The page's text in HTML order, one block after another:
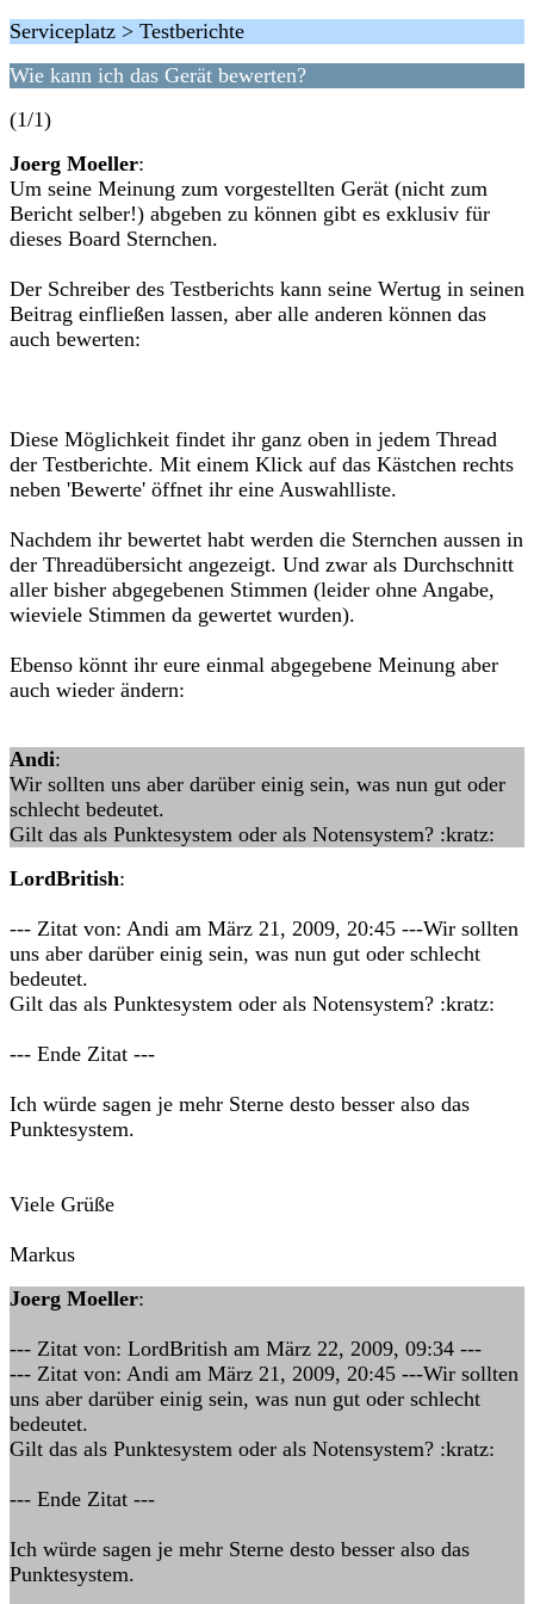
Serviceplatz > Testberichte
Wie kann ich das Gerät bewerten?
(1/1)
Joerg Moeller:
Um seine Meinung zum vorgestellten Gerät (nicht zum
Bericht selber!) abgeben zu können gibt es exklusiv für
dieses Board Sternchen.
Der Schreiber des Testberichts kann seine Wertug in seinen
Beitrag einfließen lassen, aber alle anderen können das
auch bewerten:
Diese Möglichkeit findet ihr ganz oben in jedem Thread
der Testberichte. Mit einem Klick auf das Kästchen rechts
neben 'Bewerte' öffnet ihr eine Auswahlliste.
Nachdem ihr bewertet habt werden die Sternchen aussen in
der Threadübersicht angezeigt. Und zwar als Durchschnitt
aller bisher abgegebenen Stimmen (leider ohne Angabe,
wieviele Stimmen da gewertet wurden).
Ebenso könnt ihr eure einmal abgegebene Meinung aber
auch wieder ändern:
Andi:
Wir sollten uns aber darüber einig sein, was nun gut oder
schlecht bedeutet.
Gilt das als Punktesystem oder als Notensystem? :kratz:
LordBritish:
--- Zitat von: Andi am März 21, 2009, 20:45 ---Wir sollten
uns aber darüber einig sein, was nun gut oder schlecht
bedeutet.
Gilt das als Punktesystem oder als Notensystem? :kratz:
--- Ende Zitat ---
Ich würde sagen je mehr Sterne desto besser also das
Punktesystem.
Viele Grüße
Markus
Joerg Moeller:
--- Zitat von: LordBritish am März 22, 2009, 09:34 ---
--- Zitat von: Andi am März 21, 2009, 20:45 ---Wir sollten
uns aber darüber einig sein, was nun gut oder schlecht
bedeutet.
Gilt das als Punktesystem oder als Notensystem? :kratz:
--- Ende Zitat ---
Ich würde sagen je mehr Sterne desto besser also das
Punktesystem.